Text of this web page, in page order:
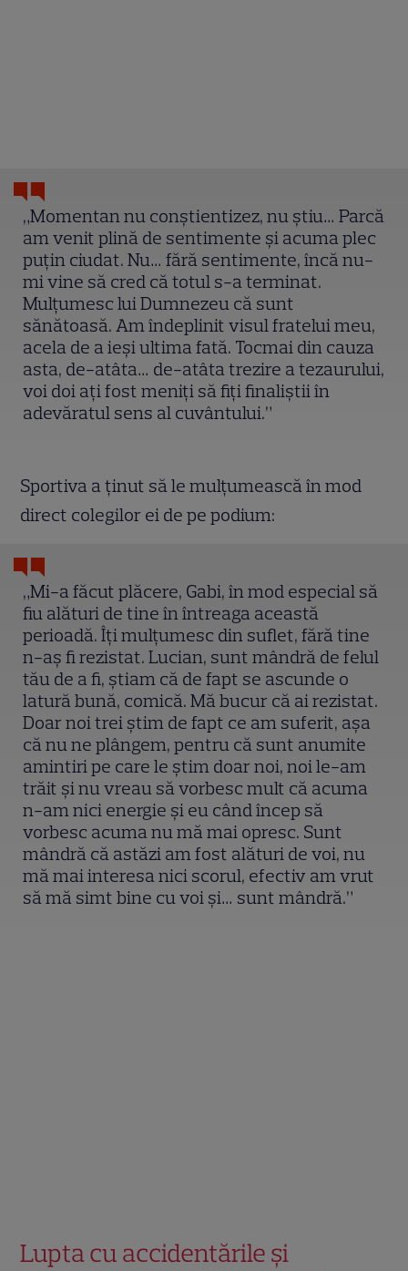
„Momentan nu conștientizez, nu știu… Parcă
am venit plină de sentimente și acuma plec
puțin ciudat. Nu… fără sentimente, încă nu-
mi vine să cred că totul s-a terminat.
Mulțumesc lui Dumnezeu că sunt
sănătoasă. Am îndeplinit visul fratelui meu,
acela de a ieși ultima fată. Tocmai din cauza
asta, de-atâta… de-atâta trezire a tezaurului,
voi doi ați fost meniți să fiți finaliștii în
adevăratul sens al cuvântului.”
Sportiva a ținut să le mulțumească în mod
direct colegilor ei de pe podium:
„Mi-a făcut plăcere, Gabi, în mod especial să
fiu alături de tine în întreaga această
perioadă. Îți mulțumesc din suflet, fără tine
n-aș fi rezistat. Lucian, sunt mândră de felul
tău de a fi, știam că de fapt se ascunde o
latură bună, comică. Mă bucur că ai rezistat.
Doar noi trei știm de fapt ce am suferit, așa
că nu ne plângem, pentru că sunt anumite
amintiri pe care le știm doar noi, noi le-am
trăit și nu vreau să vorbesc mult că acuma
n-am nici energie și eu când încep să
vorbesc acuma nu mă mai opresc. Sunt
mândră că astăzi am fost alături de voi, nu
mă mai interesa nici scorul, efectiv am vrut
să mă simt bine cu voi și… sunt mândră.”
Lupta cu accidentările și